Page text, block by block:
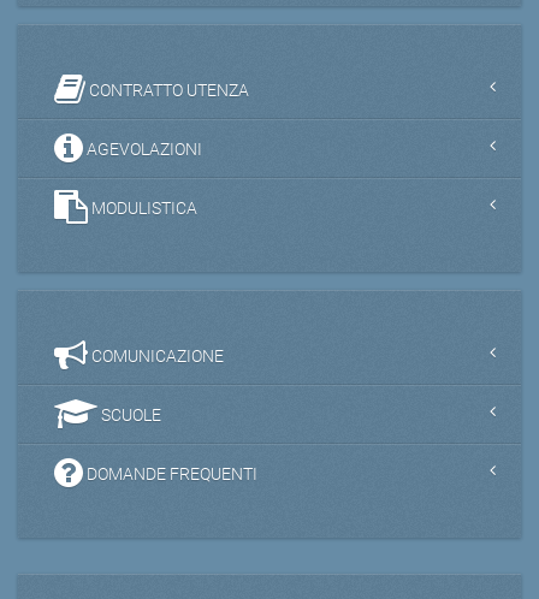
CONTRATTO UTENZA
AGEVOLAZIONI
MODULISTICA
COMUNICAZIONE
SCUOLE
DOMANDE FREQUENTI